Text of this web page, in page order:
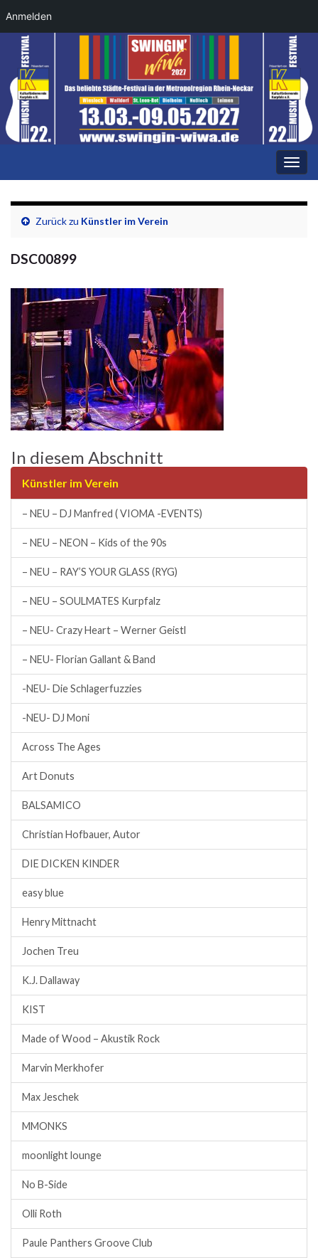
Anmelden
Zurück zu Künstler im Verein
DSC00899
In diesem Abschnitt
Künstler im Verein
– NEU – DJ Manfred ( VIOMA -EVENTS)
– NEU – NEON – Kids of the 90s
– NEU – RAY’S YOUR GLASS (RYG)
– NEU – SOULMATES Kurpfalz
– NEU- Crazy Heart – Werner Geistl
– NEU- Florian Gallant & Band
-NEU- Die Schlagerfuzzies
-NEU- DJ Moni
Across The Ages
Art Donuts
BALSAMICO
Christian Hofbauer, Autor
DIE DICKEN KINDER
easy blue
Henry Mittnacht
Jochen Treu
K.J. Dallaway
KIST
Made of Wood – Akustik Rock
Marvin Merkhofer
Max Jeschek
MMONKS
moonlight lounge
No B-Side
Olli Roth
Paule Panthers Groove Club